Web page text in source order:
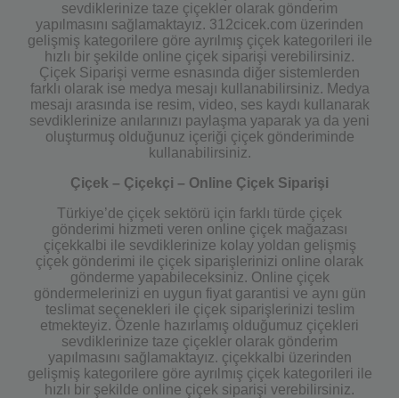
sevdiklerinize taze çiçekler olarak gönderim
yapılmasını sağlamaktayız. 312cicek.com üzerinden
gelişmiş kategorilere göre ayrılmış çiçek kategorileri ile
hızlı bir şekilde online çiçek siparişi verebilirsiniz.
Çiçek Siparişi verme esnasında diğer sistemlerden
farklı olarak ise medya mesajı kullanabilirsiniz. Medya
mesajı arasında ise resim, video, ses kaydı kullanarak
sevdiklerinize anılarınızı paylaşma yaparak ya da yeni
oluşturmuş olduğunuz içeriği çiçek gönderiminde
kullanabilirsiniz.
Çiçek – Çiçekçi – Online Çiçek Siparişi
Türkiye’de çiçek sektörü için farklı türde çiçek
gönderimi hizmeti veren online çiçek mağazası
çiçekkalbi ile sevdiklerinize kolay yoldan gelişmiş
çiçek gönderimi ile çiçek siparişlerinizi online olarak
gönderme yapabileceksiniz. Online çiçek
göndermelerinizi en uygun fiyat garantisi ve aynı gün
teslimat seçenekleri ile çiçek siparişlerinizi teslim
etmekteyiz. Özenle hazırlamış olduğumuz çiçekleri
sevdiklerinize taze çiçekler olarak gönderim
yapılmasını sağlamaktayız. çiçekkalbi üzerinden
gelişmiş kategorilere göre ayrılmış çiçek kategorileri ile
hızlı bir şekilde online çiçek siparişi verebilirsiniz.